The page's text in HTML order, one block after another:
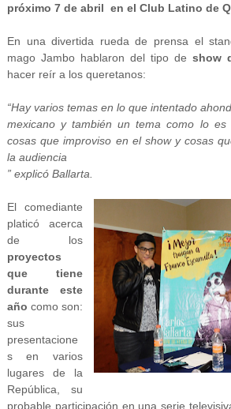
próximo 7 de abril en el Club Latino de
En una divertida rueda de prensa el
mago Jambo hablaron del tipo deshow
hacer reír a los queretanos:
“Hay varios temas en lo que intentado
mexicano y también un tema como lo es
cosas que improviso en el show y cosas
la audiencia
” explicó Ballarta.
El comediante
platicó acerca
de los
proyectos
que tiene
durante este
año como son:
sus
presentacione
s en varios
lugares de la
República, su
probable participación en una serie